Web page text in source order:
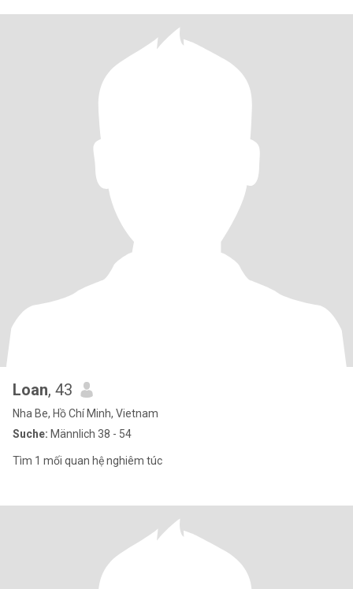
Loan, 43
Nha Be, Hồ Chí Minh, Vietnam
Suche: Männlich 38 - 54
Tìm 1 mối quan hệ nghiêm túc